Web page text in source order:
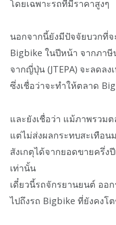
โดยเฉพาะรถที่มีราคาสูงๆ
นอกจากนี้ยังมีปัจจัยบวกที่จ
Bigbike ในปีหน้า จากภา
จากญี่ปุ่น (JTEPA) จะลดลง
ซึ่งเชื่อว่าจะทำให้ตลาด
และยังเชื่อว่า แม้ภาพรวม
แต่ไม่ส่งผลกระทบสะเทือน
สังเกตุได้จากยอดขายครึ่ง
เท่านั้น
เดี๋ยวนี้รถจักรยานยนต์ ออ
ไปถึงรถ Bigbike ที่ยังคงโ